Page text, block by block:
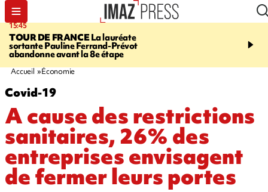
15:45
TOUR DE FRANCELa lauréate
sortante Pauline Ferrand-Prévot
abandonne avant la 8e étape
20:17
routière, concours de
Accueil Économie
Covid-19
A cause des restrictions
sanitaires, 26% des
entreprises envisagent
de fermer leurs portes